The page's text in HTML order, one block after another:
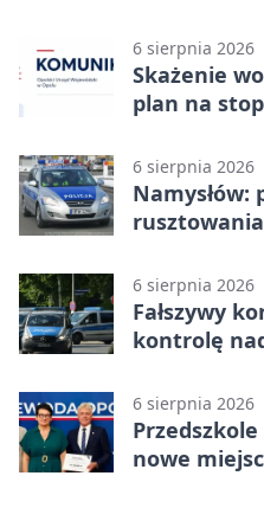
6 sierpnia 2026
Skażenie
plan na
6 sierpnia 2026
Namysłów:
6 sierpnia 2026
Fałszywy
kontrolę
6 sierpnia 2026
nowe